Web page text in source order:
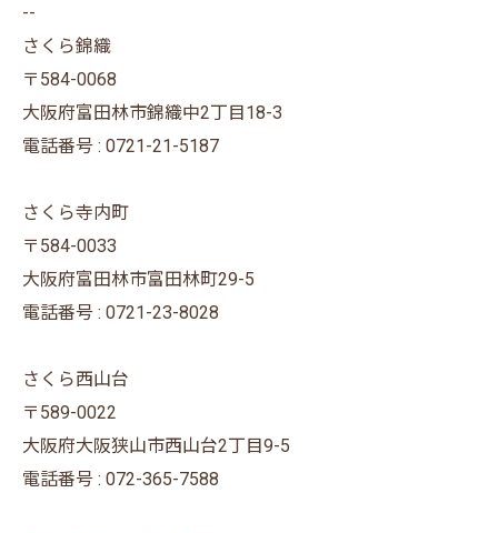
--
さくら錦織
〒584-0068
大阪府富田林市錦織中2丁目18-3
電話番号 : 0721-21-5187
さくら寺内町
〒584-0033
大阪府富田林市富田林町29-5
電話番号 : 0721-23-8028
さくら西山台
〒589-0022
大阪府大阪狭山市西山台2丁目9-5
電話番号 : 072-365-7588